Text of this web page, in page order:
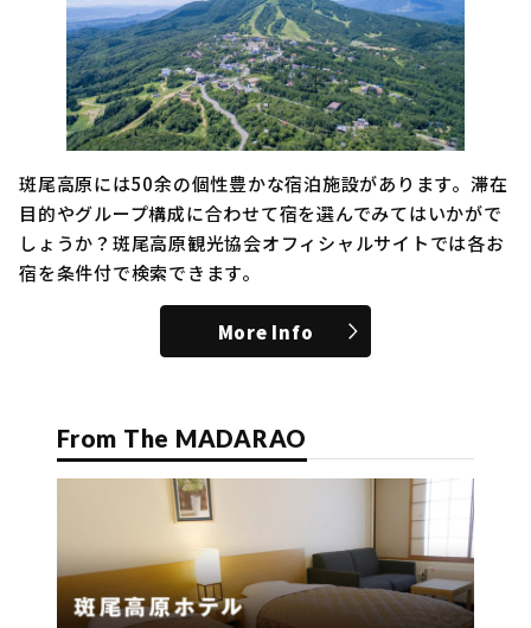
斑尾高原には50余の個性豊かな宿泊施設があります。滞在
目的やグループ構成に合わせて宿を選んでみてはいかがで
しょうか？斑尾高原観光協会オフィシャルサイトでは各お
宿を条件付で検索できます。
More Info
From The MADARAO